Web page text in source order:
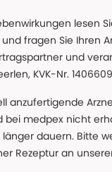
lesen
fragen Sie Ihren
und
KVK-Nr.
anzufertigende
bei medpex nicht
dauern. Bitte
Rezeptur an